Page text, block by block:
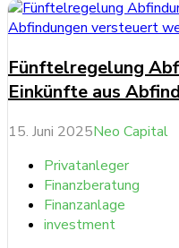
Fünftelregelung
Einkünfte aus
15. Juni 2025Neo Capital
Privatanleger
Finanzberatung
Finanzanlage
investment